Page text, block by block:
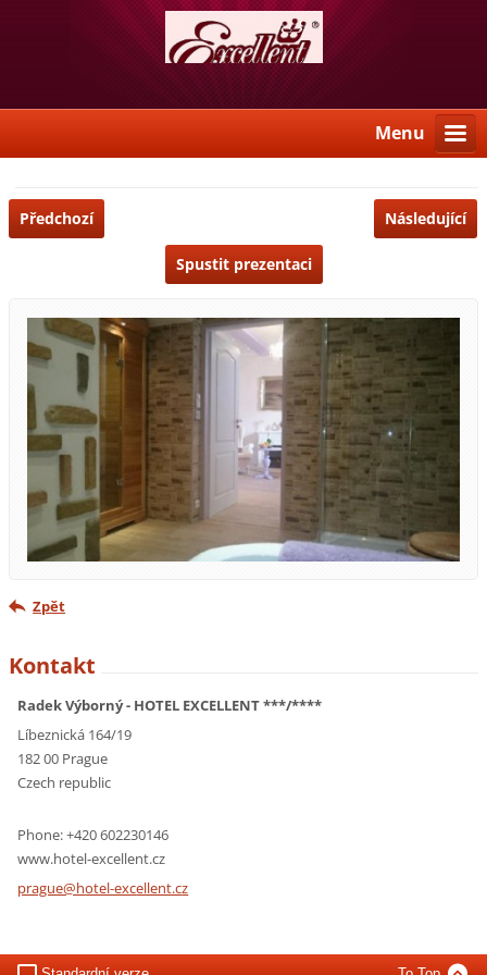
Menu
Předchozí Následující
Spustit prezentaci
Zpět
Kontakt
Radek Výborný - HOTEL EXCELLENT ***/****
Líbeznická 164/19
182 00 Prague
Czech republic
Phone: +420 602230146
www.hotel-excellent.cz
prague@hotel-excellent.cz